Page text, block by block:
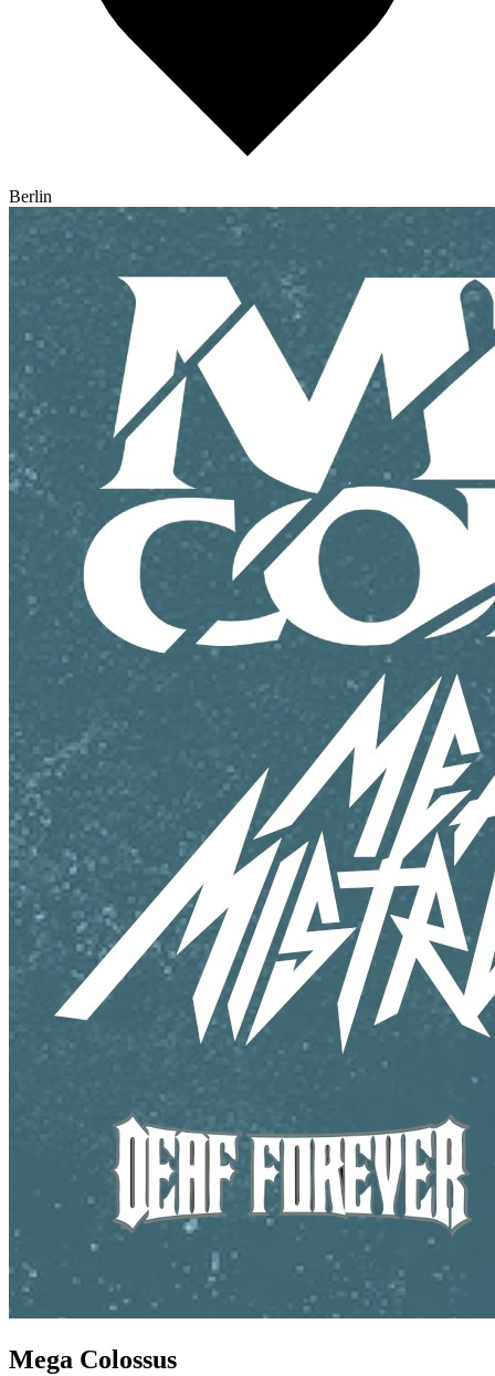
Berlin
Mega Colossus